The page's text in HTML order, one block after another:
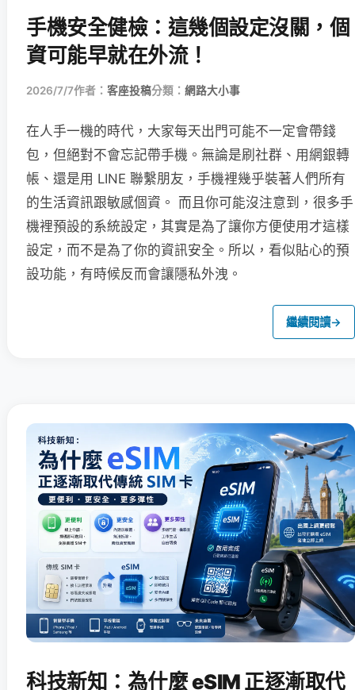
手機安全健檢：這幾個設定沒關，個
資可能早就在外流！
2026/7/7作者： 客座投稿分類： 網路大小事
在人手一機的時代，大家每天出門可能不一定會帶錢
包，但絕對不會忘記帶手機。無論是刷社群、用網銀轉
帳、還是用 LINE 聯繫朋友，手機裡幾乎裝著人們所有
的生活資訊跟敏感個資。 而且你可能沒注意到，很多手
機裡預設的系統設定，其實是為了讓你方便使用才這樣
設定，而不是為了你的資訊安全。所以，看似貼心的預
設功能，有時候反而會讓隱私外洩。
繼續閱讀→
科技新知：為什麼 eSIM 正逐漸取代